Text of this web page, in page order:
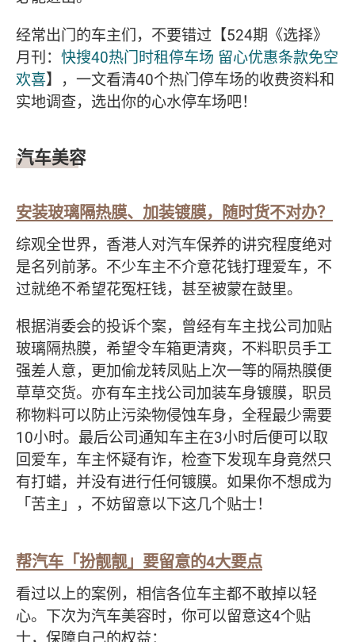
经常出门的车主们，不要错过【524期《选择》
月刊： 快搜40热门时租停车场 留心优惠条款免空
欢喜】，一文看清40个热门停车场的收费资料和
实地调查，选出你的心水停车场吧！
汽车美容
安装玻璃隔热膜、加装镀膜，随时货不对办？
综观全世界，香港人对汽车保养的讲究程度绝对
是名列前茅。不少车主不介意花钱打理爱车，不
过就绝不希望花冤枉钱，甚至被蒙在鼓里。
根据消委会的投诉个案，曾经有车主找公司加贴
玻璃隔热膜，希望令车箱更清爽，不料职员手工
强差人意，更加偷龙转凤贴上次一等的隔热膜便
草草交货。亦有车主找公司加装车身镀膜，职员
称物料可以防止污染物侵蚀车身，全程最少需要
10小时。最后公司通知车主在3小时后便可以取
回爱车，车主怀疑有诈，检查下发现车身竟然只
有打蜡，并没有进行任何镀膜。如果你不想成为
「苦主」，不妨留意以下这几个贴士！
帮汽车「扮靓靓」要留意的4大要点
看过以上的案例，相信各位车主都不敢掉以轻
心。下次为汽车美容时，你可以留意这4个贴